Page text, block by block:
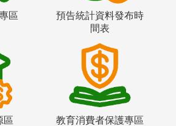
區
預告統計資料發布時
間表
區 教育消費者保護專區